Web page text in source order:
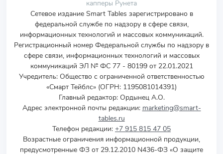
капперы Рунета
Сетевое издание Smart Tables зарегистрировано в
федеральной службе по надзору в сфере связи,
информационных технологий и массовых коммуникаций.
Регистрационный номер Федеральной службы по надзору в
сфере связи, информационных технологий и массовых
коммуникаций ЭЛ № ФС 77 - 80199 от 22.01.2021
Учредитель: Общество с ограниченной ответственностью
«Смарт Тейблс» (ОГРН: 1195081014391)
Главный редактор: Ордынец А.О.
Адрес электронной почты редакции: marketing@smart-
tables.ru
Телефон редакции: +7 915 815 47 05
Возрастные ограничения информационной продукции,
предусмотренные ФЗ от 29.12.2010 N436-ФЗ «О защите